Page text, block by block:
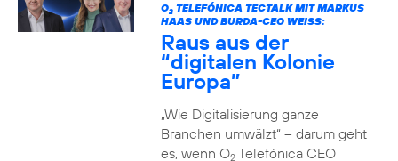
O2TELEFÓNICA TECTALK MIT MARKUS
HAAS UND BURDA-CEO WEISS:
Raus aus der
“digitalen Kolonie
Europa”
„Wie Digitalisierung ganze
Branchen umwälzt“ – darum geht
es, wenn O2Telefónica CEO